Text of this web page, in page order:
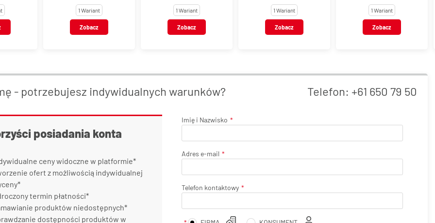
3/4"
1 Wariant
Zobacz
1 Wariant
Zobacz
1 Wariant
Zobacz
1 Wariant
Zobacz
- potrzebujesz indywidualnych warunków? Telefon: +61 650 79 50
posiadania konta
ceny widoczne w platformie*
ofert z możliwością indywidualnej
termin płatności*
produktów niedostępnych*
dostępności produktów w
Imię i Nazwisko
Adres e-mail
Telefon kontaktowy